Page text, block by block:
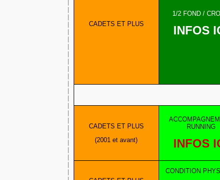
CADETS ET PLUS
1/2 FOND /
INFOS
CADETS ET PLUS
(2001 et avant)
RUNNING
INFOS
CONDITION